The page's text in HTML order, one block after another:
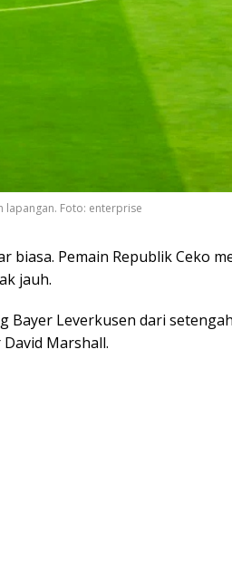
lapangan. Foto: enterprise
biasa. Pemain Republik Ceko
jauh.
Bayer Leverkusen dari
Marshall.